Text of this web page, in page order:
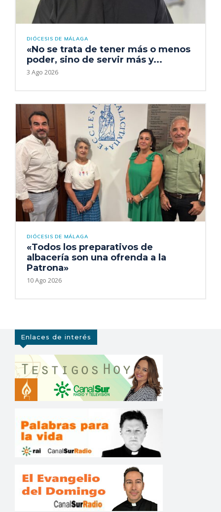
DIÓCESIS DE MÁLAGA
«No se trata de tener más o menos
poder, sino de servir más y...
3 Ago 2026
DIÓCESIS DE MÁLAGA
«Todos los preparativos de
albacería son una ofrenda a la
Patrona»
10 Ago 2026
Enlaces de interés